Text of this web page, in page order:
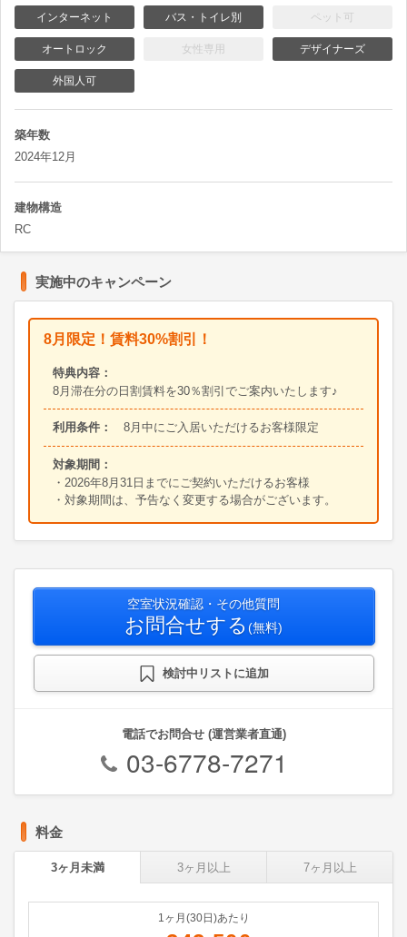
インターネット バス・トイレ別 ペット可
オートロック 女性専用 デザイナーズ
外国人可
築年数
2024年12月
建物構造
RC
実施中のキャンペーン
8月限定！賃料30%割引！
特典内容：
8月滞在分の日割賃料を30％割引でご案内いたします♪
利用条件： 8月中にご入居いただけるお客様限定
対象期間：
・2026年8月31日までにご契約いただけるお客様
・対象期間は、予告なく変更する場合がございます。
空室状況確認・その他質問
お問合せする (無料)
検討中リストに追加
電話でお問合せ (運営業者直通)
03-6778-7271
料金
3ヶ月未満 3ヶ月以上 7ヶ月以上
1ヶ月(30日)あたり